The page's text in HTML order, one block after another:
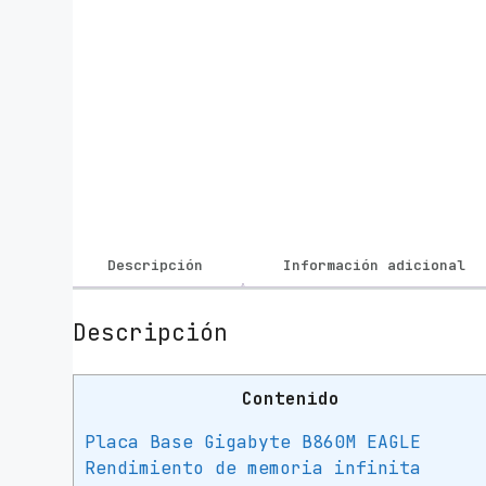
Descripción Información adicional
Descripción
Contenido
Placa Base Gigabyte B860M EAGLE
Rendimiento de memoria infinita